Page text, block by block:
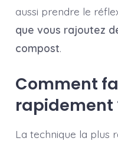
aussi prendre le
que vous rajoutez
compost.
Comment
rapidement
La technique la plus